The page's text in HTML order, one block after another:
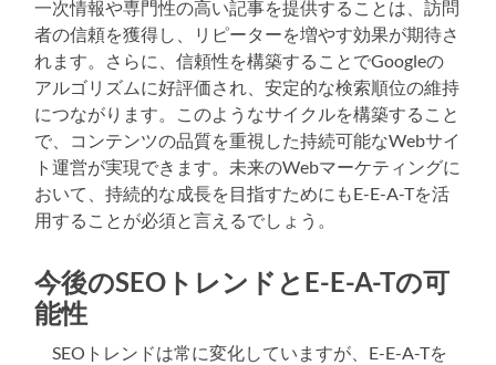
一次情報や専門性の高い記事を提供することは、訪問
者の信頼を獲得し、リピーターを増やす効果が期待さ
れます。さらに、信頼性を構築することでGoogleの
アルゴリズムに好評価され、安定的な検索順位の維持
につながります。このようなサイクルを構築すること
で、コンテンツの品質を重視した持続可能なWebサイ
ト運営が実現できます。未来のWebマーケティングに
おいて、持続的な成長を目指すためにもE-E-A-Tを活
用することが必須と言えるでしょう。
今後のSEOトレンドとE-E-A-Tの可
能性
SEOトレンドは常に変化していますが、E-E-A-Tを